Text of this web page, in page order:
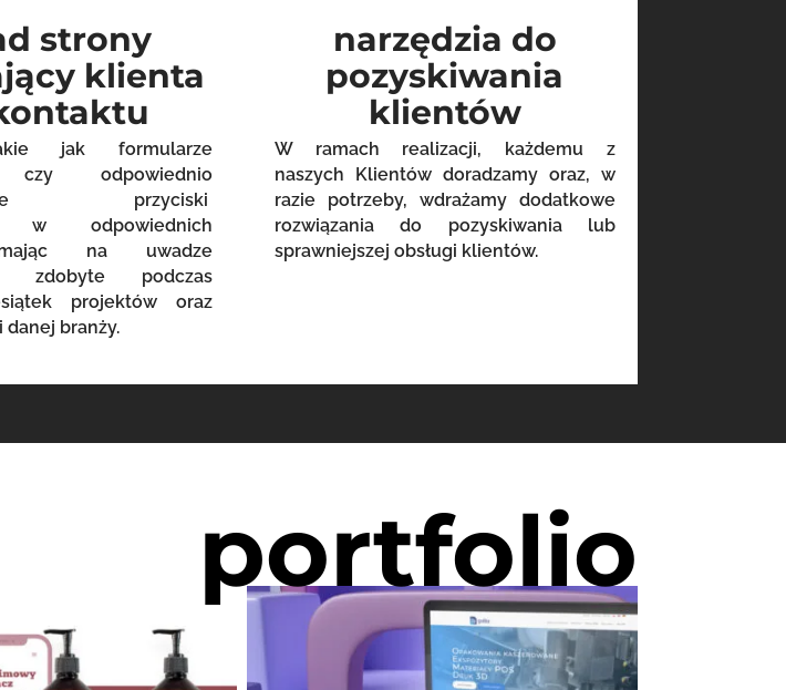
strony
klienta
jak formularze
czy odpowiednio
przyciski
w odpowiednich
na uwadze
zdobyte podczas
projektów oraz
branży.
narzędzia do
pozyskiwania
klientów
W ramach realizacji, każdemu z
naszych Klientów doradzamy oraz, w
razie potrzeby, wdrażamy dodatkowe
rozwiązania do pozyskiwania lub
sprawniejszej obsługi klientów.
portfolio